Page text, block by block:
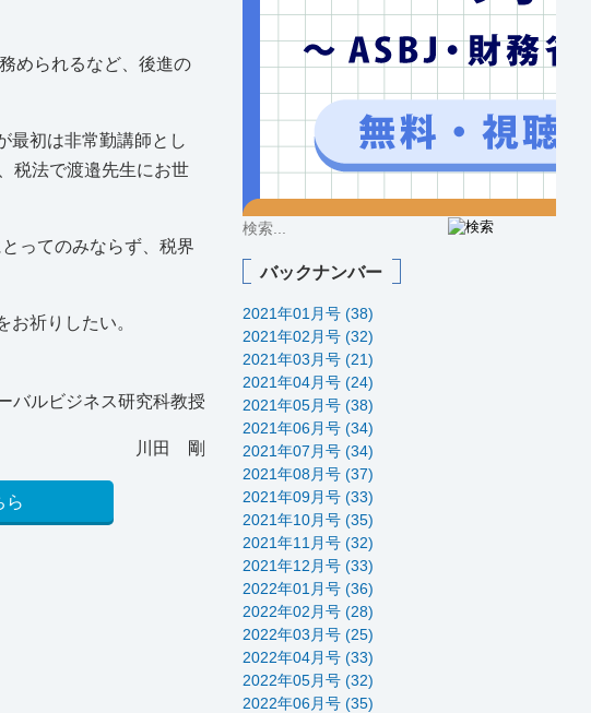
められるなど、後進の
最初は非常勤講師とし
税法で渡邉先生にお世
ってのみならず、税界
祈りしたい。
バルビジネス研究科教授
川田 剛
ら
バックナンバー
2021年01月号 (38)
2021年02月号 (32)
2021年03月号 (21)
2021年04月号 (24)
2021年05月号 (38)
2021年06月号 (34)
2021年07月号 (34)
2021年08月号 (37)
2021年09月号 (33)
2021年10月号 (35)
2021年11月号 (32)
2021年12月号 (33)
2022年01月号 (36)
2022年02月号 (28)
2022年03月号 (25)
2022年04月号 (33)
2022年05月号 (32)
2022年06月号 (35)